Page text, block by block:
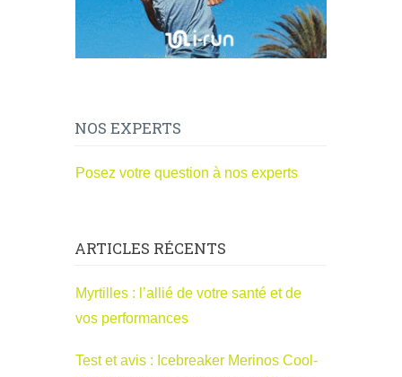
NOS EXPERTS
Posez votre question à nos experts
ARTICLES RÉCENTS
Myrtilles : l’allié de votre santé et de
vos performances
Test et avis : Icebreaker Merinos Cool-